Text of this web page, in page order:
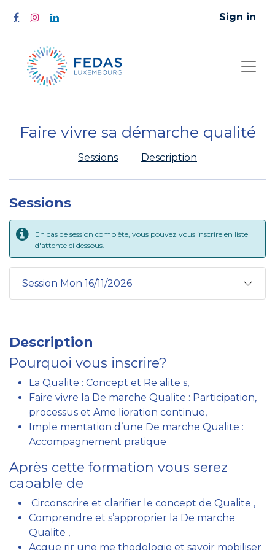
Sign in
Faire vivre sa démarche qualité
Sessions Description
Sessions
En cas de session complète, vous pouvez vous inscrire en liste
d'attente ci dessous.
Session Mon 16/11/2026
Description
Pourquoi vous inscrire?
La Qualite : Concept et Re alite s,
Faire vivre la De marche Qualite : Participation,
processus et Ame lioration continue,
Imple mentation d’une De marche Qualite :
Accompagnement pratique
Après cette formation vous serez
capable de
Circonscrire et clarifier le concept de Qualite ,
Comprendre et s’approprier la De marche
Qualite ,
Acque rir une me thodologie et savoir mobiliser